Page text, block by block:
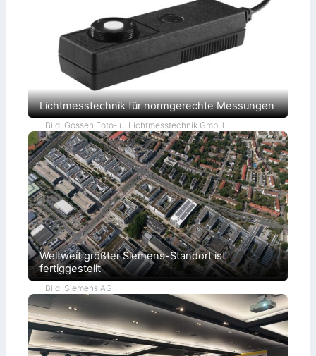
Lichtmesstechnik für normgerechte Messungen
Bild: Gossen Foto- u. Lichtmesstechnik GmbH
Weltweit größter Siemens-Standort ist
fertiggestellt
Bild: Siemens AG